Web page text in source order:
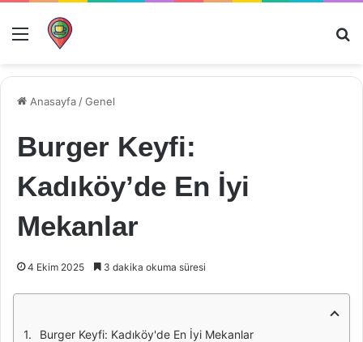
Menü
Anasayfa /Genel
Burger Keyfi:
Kadıköy’de En İyi
Mekanlar
4 Ekim 2025 3 dakika okuma süresi
Burger Keyfi: Kadıköy'de En İyi Mekanlar